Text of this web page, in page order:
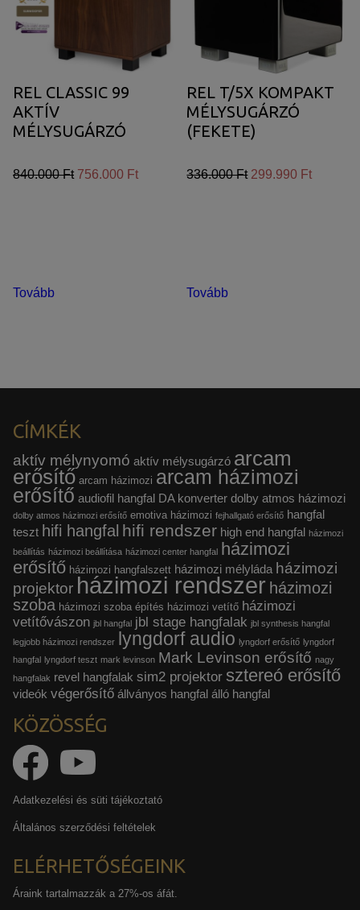
REL CLASSIC 99
AKTÍV
MÉLYSUGÁRZÓ
840.000 Ft 756.000 Ft
Tovább
REL T/5X KOMPAKT
MÉLYSUGÁRZÓ
(FEKETE)
336.000 Ft 299.990 Ft
Tovább
CÍMKÉK
aktív mélynyomó aktív mélysugárzó arcam
erősítő arcam házimozi arcam házimozi
erősítő audiofil hangfal DA konverter dolby atmos házimozi
dolby atmos házimozi erősítő emotiva házimozi fejhallgató erősítő hangfal
teszt hifi hangfal hifi rendszer high end hangfal házimozi
beállítás házimozi beállítása házimozi center hangfal házimozi
erősítő házimozi hangfalszett házimozi mélyláda házimozi
projektor házimozi rendszer házimozi
szoba házimozi szoba építés házimozi vetítő házimozi
vetítővászon jbl hangfal jbl stage hangfalak jbl synthesis hangfal
legjobb házimozi rendszer lyngdorf audio lyngdorf erősítő lyngdorf
hangfal lyngdorf teszt mark levinson Mark Levinson erősítő nagy
hangfalak revel hangfalak sim2 projektor sztereó erősítő
videók végerősítő állványos hangfal álló hangfal
KÖZÖSSÉG
Adatkezelési és süti tájékoztató
Általános szerződési feltételek
ELÉRHETŐSÉGEINK
Áraink tartalmazzák a 27%-os áfát.